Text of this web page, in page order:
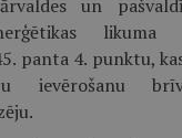
un
likuma
panta 4. punktu,
ievērošanu